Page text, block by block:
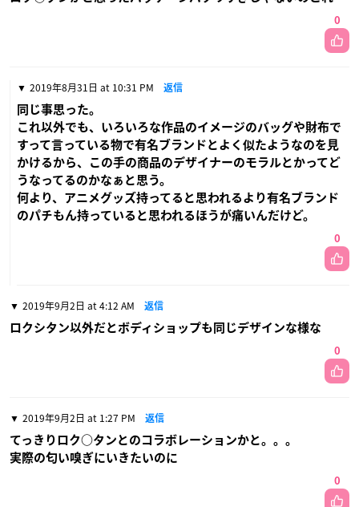
0
2019年8月31日 at 10:31 PM 返信
同じ事思った。
これ以外でも、いろいろな作品のイメージのバッグや財布で
すって言っている物で有名ブランドとよく似たようなのを見
かけるから、この手の商品のデザイナーのモラルとかってど
うなってるのかなぁと思う。
何より、アニメグッズ持ってると思われるより有名ブランド
のパチもん持っていると思われるほうが痛いんだけど。
0
2019年9月2日 at 4:12 AM 返信
ロクシタン以外だとボディショップも同じデザインな様な
0
2019年9月2日 at 1:27 PM 返信
てっきりロク○タンとのコラボレーションかと。。。
実際の匂い嗅ぎにいきたいのに
0